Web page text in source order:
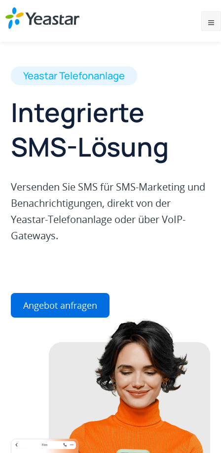
Yeastar Telefonanlage
Integrierte
SMS-Lösung
Versenden Sie SMS für SMS-Marketing und
Benachrichtigungen, direkt von der
Yeastar-Telefonanlage oder über VoIP-
Gateways.
Angebot anfragen